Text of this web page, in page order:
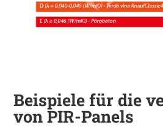
Beispiele für die
von PIR-Panels